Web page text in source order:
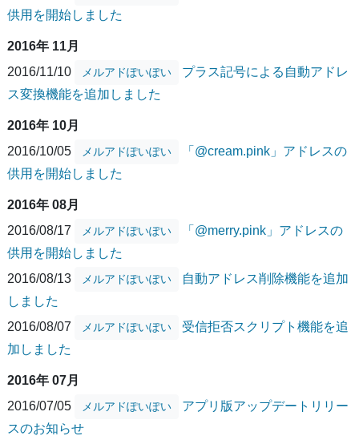
供用を開始しました
2016年 11月
2016/11/10
メルアドぽいぽい
プラス記号による自動アドレ
ス変換機能を追加しました
2016年 10月
2016/10/05
メルアドぽいぽい
「@cream.pink」アドレスの
供用を開始しました
2016年 08月
2016/08/17
メルアドぽいぽい
「@merry.pink」アドレスの
供用を開始しました
2016/08/13
メルアドぽいぽい
自動アドレス削除機能を追加
しました
2016/08/07
メルアドぽいぽい
受信拒否スクリプト機能を追
加しました
2016年 07月
2016/07/05
メルアドぽいぽい
アプリ版アップデートリリー
スのお知らせ